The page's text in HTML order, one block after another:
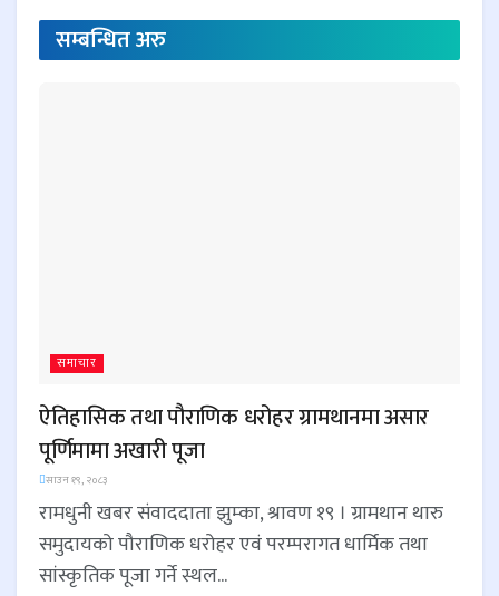
सम्बन्धितअरु
समाचार
ऐतिहासिक तथा पौराणिक धरोहर ग्रामथानमा असार
पूर्णिमामा अखारी पूजा
साउन १९, २०८३
रामधुनी खबर संवाददाता झुम्का, श्रावण १९ । ग्रामथान थारु
समुदायको पौराणिक धरोहर एवं परम्परागत धार्मिक तथा
सांस्कृतिक पूजा गर्ने स्थल...